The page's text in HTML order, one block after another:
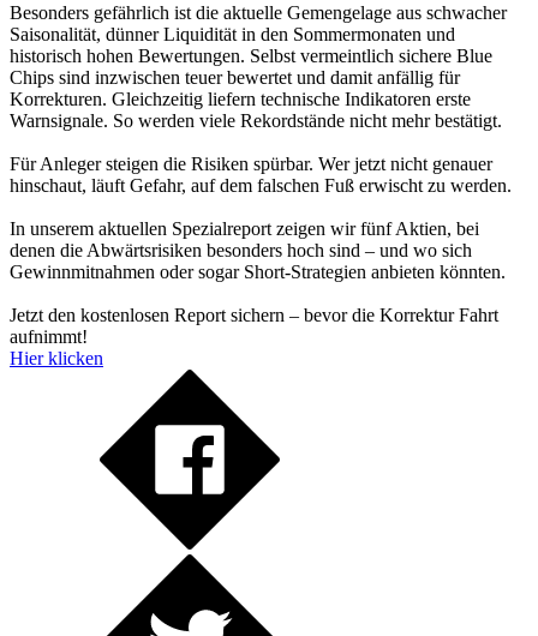
Besonders gefährlich ist die aktuelle Gemengelage aus schwacher
Saisonalität, dünner Liquidität in den Sommermonaten und
historisch hohen Bewertungen. Selbst vermeintlich sichere Blue
Chips sind inzwischen teuer bewertet und damit anfällig für
Korrekturen. Gleichzeitig liefern technische Indikatoren erste
Warnsignale. So werden viele Rekordstände nicht mehr bestätigt.
Für Anleger steigen die Risiken spürbar. Wer jetzt nicht genauer
hinschaut, läuft Gefahr, auf dem falschen Fuß erwischt zu werden.
In unserem aktuellen Spezialreport zeigen wir fünf Aktien, bei
denen die Abwärtsrisiken besonders hoch sind – und wo sich
Gewinnmitnahmen oder sogar Short-Strategien anbieten könnten.
Jetzt den kostenlosen Report sichern – bevor die Korrektur Fahrt
aufnimmt!
Hier klicken